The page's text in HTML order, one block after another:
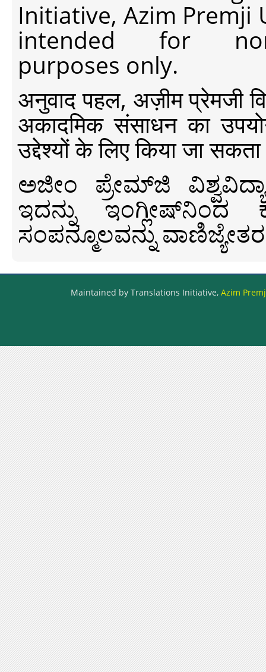
Initiative, Azim Premji
intended for non-
purposes only.
अनुवाद पहल, अज़ीम प्रेमजी
अकादमिक संसाधन का
उद्देश्यों के लिए किया जा
ಅಜೀಂ ಪ್ರೇಮ್‍ಜಿ
ಇದನ್ನು ಇಂಗ್ಲೀಷ್‍ನಿಂದ
ಸಂಪನ್ಮೂಲವನ್ನು
Maintained by Translations Initiative, Azim